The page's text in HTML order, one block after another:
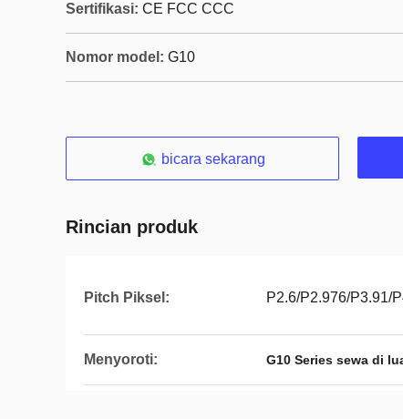
Sertifikasi: CE FCC CCC
Nomor model: G10
bicara sekarang
Rincian produk
Pitch Piksel: P2.6/P2.976/P3.91/
Menyoroti: G10 Series sewa di